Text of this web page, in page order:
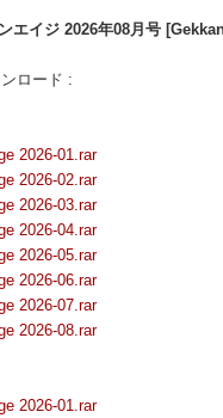
エイジ 2026年08月号
ロード :
2026-01.rar
2026-02.rar
2026-03.rar
2026-04.rar
2026-05.rar
2026-06.rar
2026-07.rar
2026-08.rar
2026-01.rar